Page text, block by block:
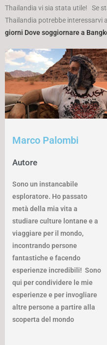
Thailandia vi sia stata utile! Se
Thailandia potrebbe interessarvi
giorni Dove soggiornare a
Marco Palombi
Autore
Sono un instancabile
esploratore. Ho passato
metà della mia vita a
studiare culture lontane e a
viaggiare per il mondo,
incontrando persone
fantastiche e facendo
esperienze incredibili! Sono
qui per condividere le mie
esperienze e per invogliare
altre persone a partire alla
scoperta del mondo